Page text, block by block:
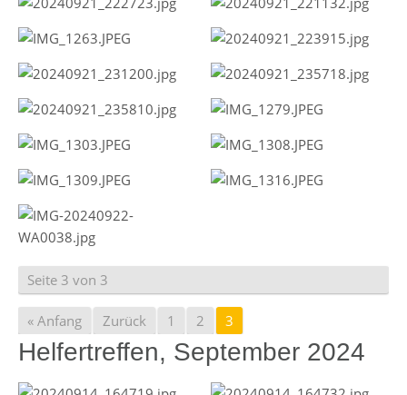
Seite 3 von 3
« Anfang Zurück 1 2 3
Helfertreffen, September 2024